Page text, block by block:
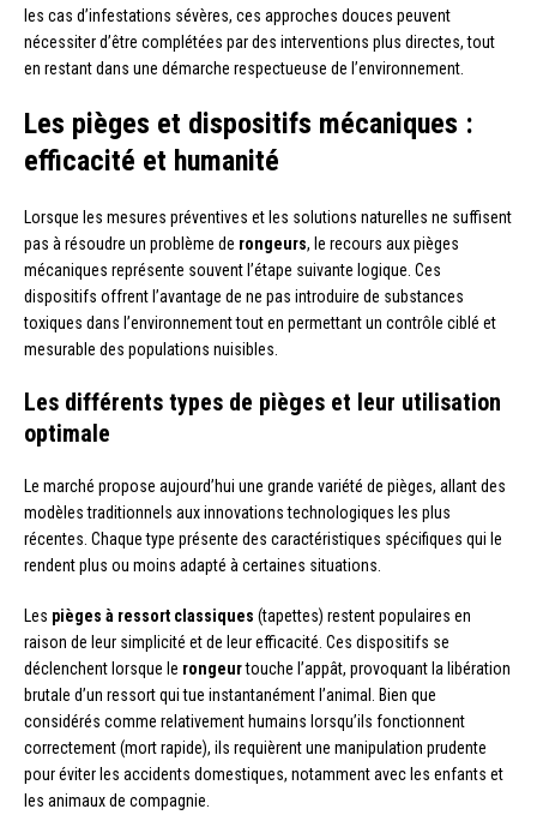
les cas d’infestations sévères, ces approches douces peuvent
nécessiter d’être complétées par des interventions plus directes, tout
en restant dans une démarche respectueuse de l’environnement.
Les pièges et dispositifs mécaniques :
efficacité et humanité
Lorsque les mesures préventives et les solutions naturelles ne suffisent
pas à résoudre un problème de rongeurs, le recours aux pièges
mécaniques représente souvent l’étape suivante logique. Ces
dispositifs offrent l’avantage de ne pas introduire de substances
toxiques dans l’environnement tout en permettant un contrôle ciblé et
mesurable des populations nuisibles.
Les différents types de pièges et leur utilisation
optimale
Le marché propose aujourd’hui une grande variété de pièges, allant des
modèles traditionnels aux innovations technologiques les plus
récentes. Chaque type présente des caractéristiques spécifiques qui le
rendent plus ou moins adapté à certaines situations.
Les pièges à ressort classiques (tapettes) restent populaires en
raison de leur simplicité et de leur efficacité. Ces dispositifs se
déclenchent lorsque le rongeurtouche l’appât, provoquant la libération
brutale d’un ressort qui tue instantanément l’animal. Bien que
considérés comme relativement humains lorsqu’ils fonctionnent
correctement (mort rapide), ils requièrent une manipulation prudente
pour éviter les accidents domestiques, notamment avec les enfants et
les animaux de compagnie.